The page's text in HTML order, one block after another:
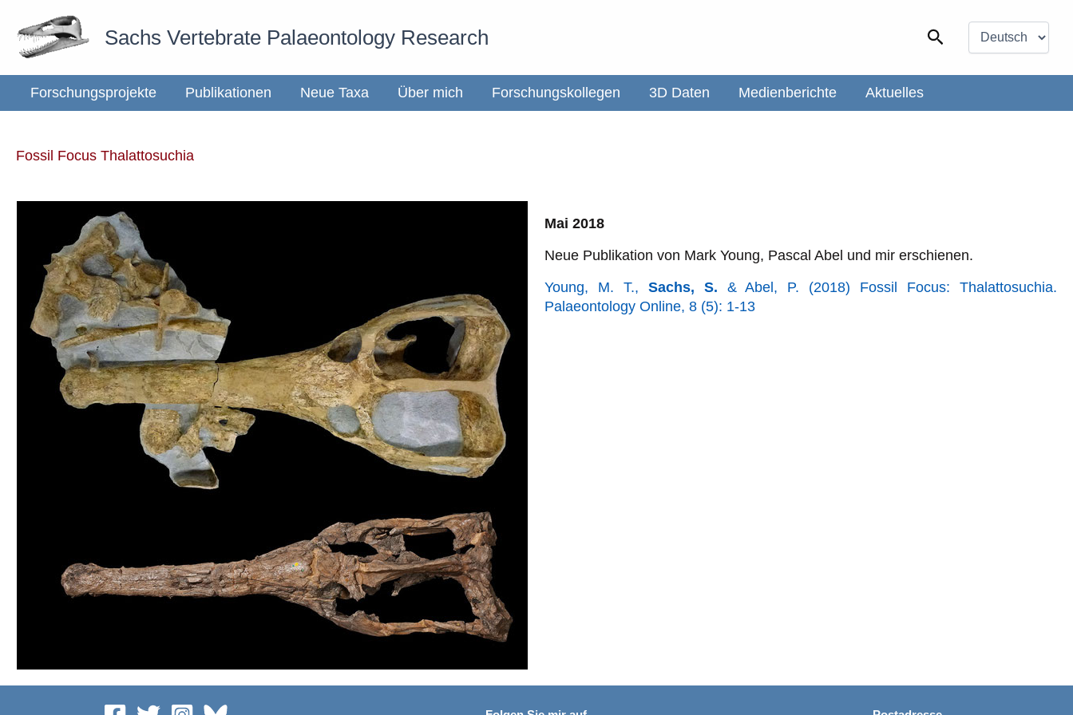
Inhalt
Sachs Vertebrate Palaeontology Research Suchen
auswählen
Forschungsprojekte Publikationen Neue Taxa Über mich Forschungskollegen 3D Daten Medienberichte Aktuelles
Fossil Focus Thalattosuchia
Mai 2018
Neue Publikation von Mark Young, Pascal Abel und mir erschienen.
Young, M. T., Sachs, S. & Abel, P. (2018) Fossil Focus: Thalattosuchia.
Palaeontology Online, 8 (5): 1-13